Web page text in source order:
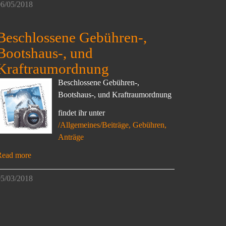
05/2018
Gebühren-,
, und
Beschlossene Gebühren-,
Bootshaus-, und Kraftraumordnung
findet ihr unter
/Allgemeines/Beiträge, Gebühren,
Anträge
more
03/2018